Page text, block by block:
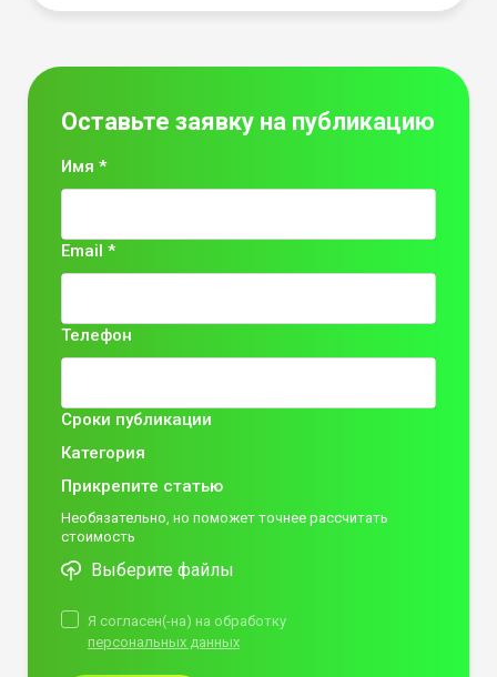
Оставьте заявку на публикацию
Имя *
Email *
Телефон
Сроки публикации
Категория
Прикрепите статью
Необязательно, но поможет точнее рассчитать
стоимость
Выберите файлы
Я согласен(-на) на обработку
персональных данных